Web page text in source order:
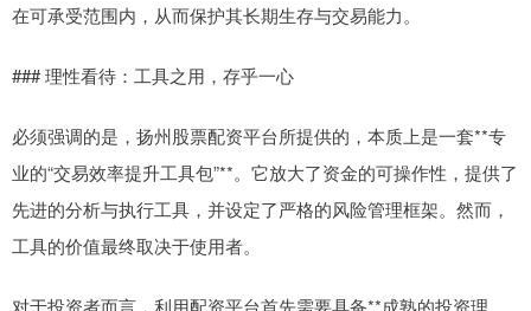
在可承受范围内，从而保护其长期生存与交易能力。
### 理性看待：工具之用，存乎一心
必须强调的是，扬州股票配资平台所提供的，本质上是一套**专
业的“交易效率提升工具包”**。它放大了资金的可操作性，提供了
先进的分析与执行工具，并设定了严格的风险管理框架。然而，
工具的价值最终取决于使用者。
对于投资者而言，利用配资平台首先需要具备**成熟的投资理